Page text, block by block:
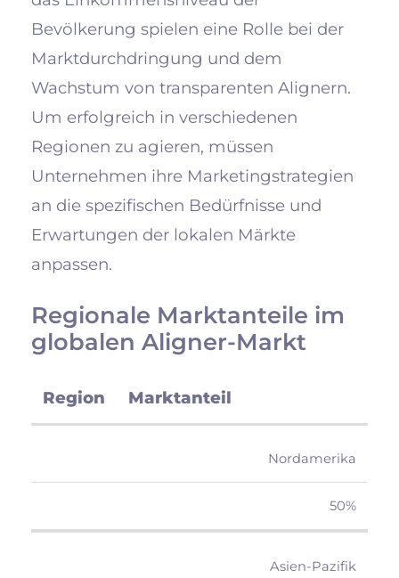
Bevölkerung spielen eine Rolle bei der
Marktdurchdringung und dem
Wachstum von transparenten Alignern.
Um erfolgreich in verschiedenen
Regionen zu agieren, müssen
Unternehmen ihre Marketingstrategien
an die spezifischen Bedürfnisse und
Erwartungen der lokalen Märkte
anpassen.
Regionale Marktanteile im
globalen Aligner-Markt
Region Marktanteil
Nordamerika
50%
Asien-Pazifik